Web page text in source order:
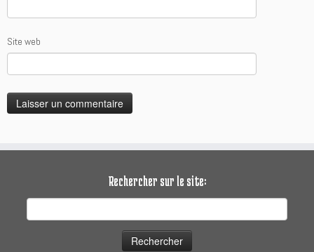
Site web
Rechercher sur le site: